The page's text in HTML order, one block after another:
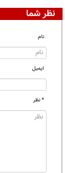
نظر شما
نام
ایمیل
* نظر